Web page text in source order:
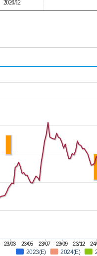
2026/12
2023(E) 2024(E)
23/03 23/05 23/07 23/09 23/12